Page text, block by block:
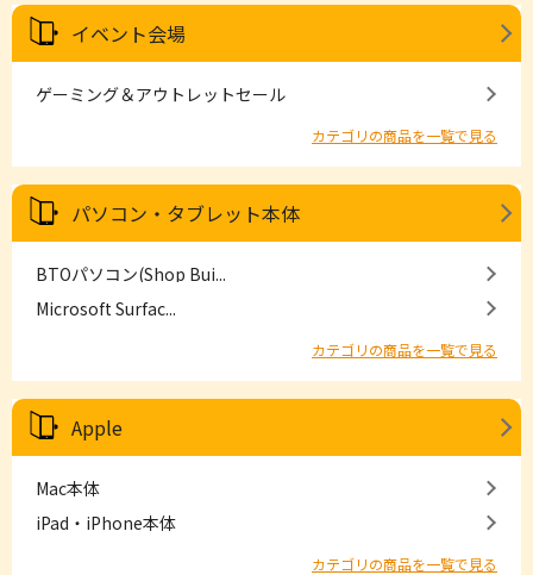
イベント会場
ゲーミング＆アウトレットセール
カテゴリの商品を一覧で見る
パソコン・タブレット本体
BTOパソコン(Shop Bui...
Microsoft Surfac...
カテゴリの商品を一覧で見る
Apple
Mac本体
iPad・iPhone本体
カテゴリの商品を一覧で見る